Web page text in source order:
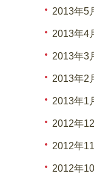
2013年5
2013年4
2013年3
2013年2
2013年1
2012年
2012年
2012年